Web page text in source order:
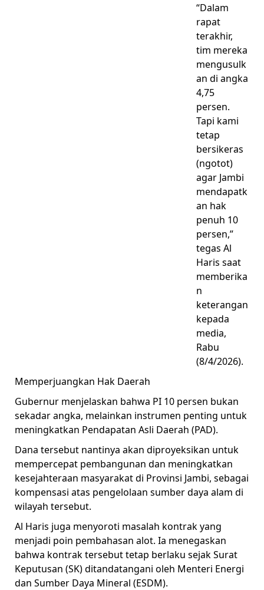
“Dalam
rapat
terakhir,
tim mereka
mengusulk
an di angka
4,75
persen.
Tapi kami
tetap
bersikeras
(ngotot)
agar Jambi
mendapatk
an hak
penuh 10
persen,”
tegas Al
Haris saat
memberika
n
keterangan
kepada
media,
Rabu
(8/4/2026).
Memperjuangkan Hak Daerah
Gubernur menjelaskan bahwa PI 10 persen bukan
sekadar angka, melainkan instrumen penting untuk
meningkatkan Pendapatan Asli Daerah (PAD).
Dana tersebut nantinya akan diproyeksikan untuk
mempercepat pembangunan dan meningkatkan
kesejahteraan masyarakat di Provinsi Jambi, sebagai
kompensasi atas pengelolaan sumber daya alam di
wilayah tersebut.
Al Haris juga menyoroti masalah kontrak yang
menjadi poin pembahasan alot. Ia menegaskan
bahwa kontrak tersebut tetap berlaku sejak Surat
Keputusan (SK) ditandatangani oleh Menteri Energi
dan Sumber Daya Mineral (ESDM).